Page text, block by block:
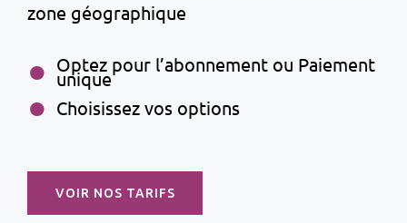
zone géographique
Optez pour l’abonnement ou Paiement
unique
Choisissez vos options
VOIR NOS TARIFS